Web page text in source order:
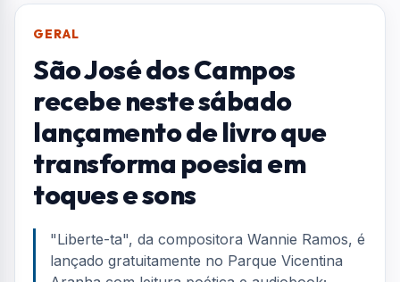
São Francisco Xavier
R PorRedação
Publicado em 23 de maio de 2026
COMPARTILHAR: